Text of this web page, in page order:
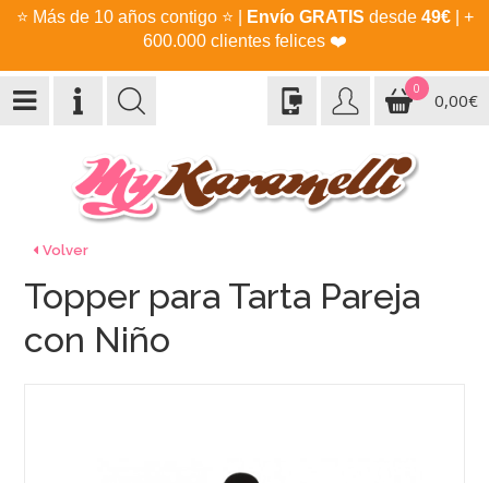
⭐ Más de 10 años contigo ⭐ Envío GRATIS desde 49€| +
600.000 clientes felices ❤️
0
0,00€
Volver
Topper para Tarta Pareja
con Niño